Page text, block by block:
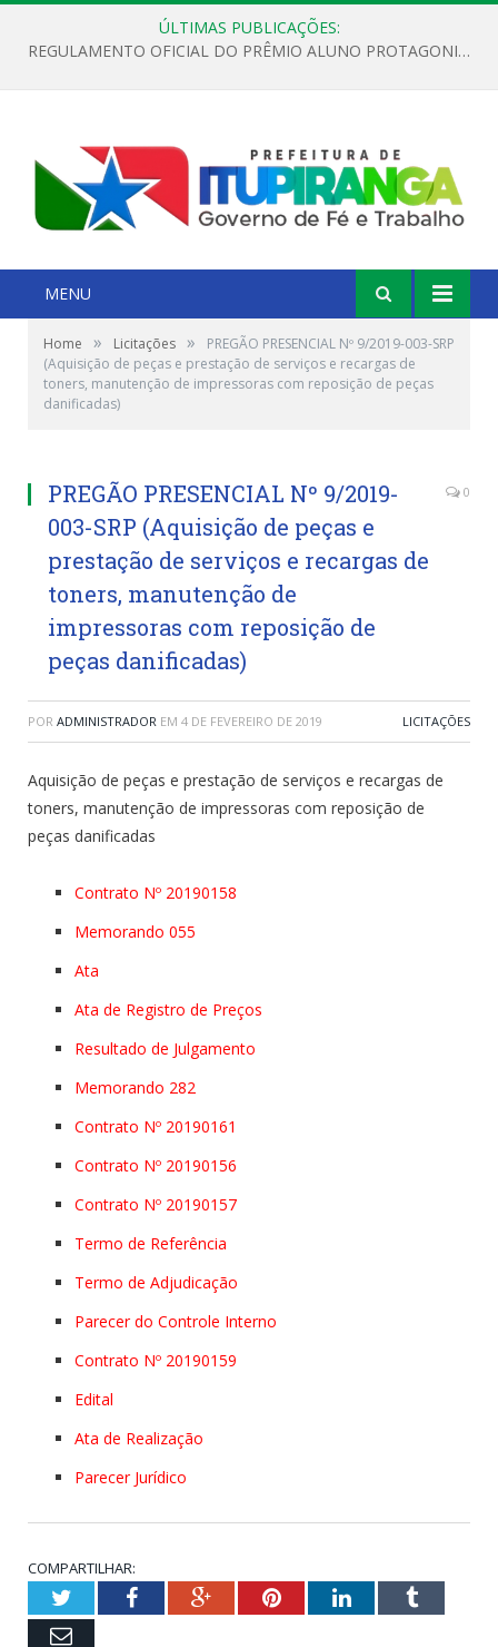
ÚLTIMAS PUBLICAÇÕES:
REGULAMENTO OFICIAL DO PRÊMIO ALUNO PROTAGONISTA – EDIÇÃO 2026
MENU
Home » Licitações »
PREGÃO PRESENCIAL Nº 9/2019-003-SRP
(Aquisição de peças e prestação de serviços e recargas de
toners, manutenção de impressoras com reposição de peças
danificadas)
PREGÃO PRESENCIAL Nº 9/2019-
003-SRP (Aquisição de peças e
prestação de serviços e recargas de
toners, manutenção de
impressoras com reposição de
peças danificadas)
0
POR ADMINISTRADOR EM 4 DE FEVEREIRO DE 2019 LICITAÇÕES
Aquisição de peças e prestação de serviços e recargas de
toners, manutenção de impressoras com reposição de
peças danificadas
Contrato Nº 20190158
Memorando 055
Ata
Ata de Registro de Preços
Resultado de Julgamento
Memorando 282
Contrato Nº 20190161
Contrato Nº 20190156
Contrato Nº 20190157
Termo de Referência
Termo de Adjudicação
Parecer do Controle Interno
Contrato Nº 20190159
Edital
Ata de Realização
Parecer Jurídico
COMPARTILHAR:
TwitterFacebookGoogle+PinterestLinkedInTumblr
Email